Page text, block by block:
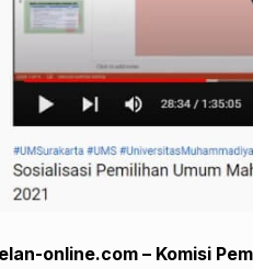
online.com – Komisi